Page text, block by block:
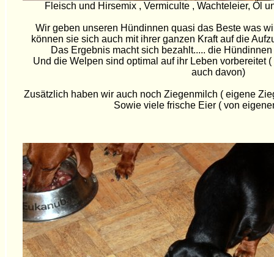
Fleisch und Hirsemix , Vermiculte , Wachteleier, Öl
Wir geben unseren Hündinnen quasi das Beste was
können sie sich auch mit ihrer ganzen Kraft auf die
Das Ergebnis macht sich bezahlt..... die
Und die Welpen sind optimal auf ihr Leben vorbereitet
auch davon)
Zusätzlich haben wir auch noch Ziegenmilch ( eigene
Sowie viele frische Eier ( von